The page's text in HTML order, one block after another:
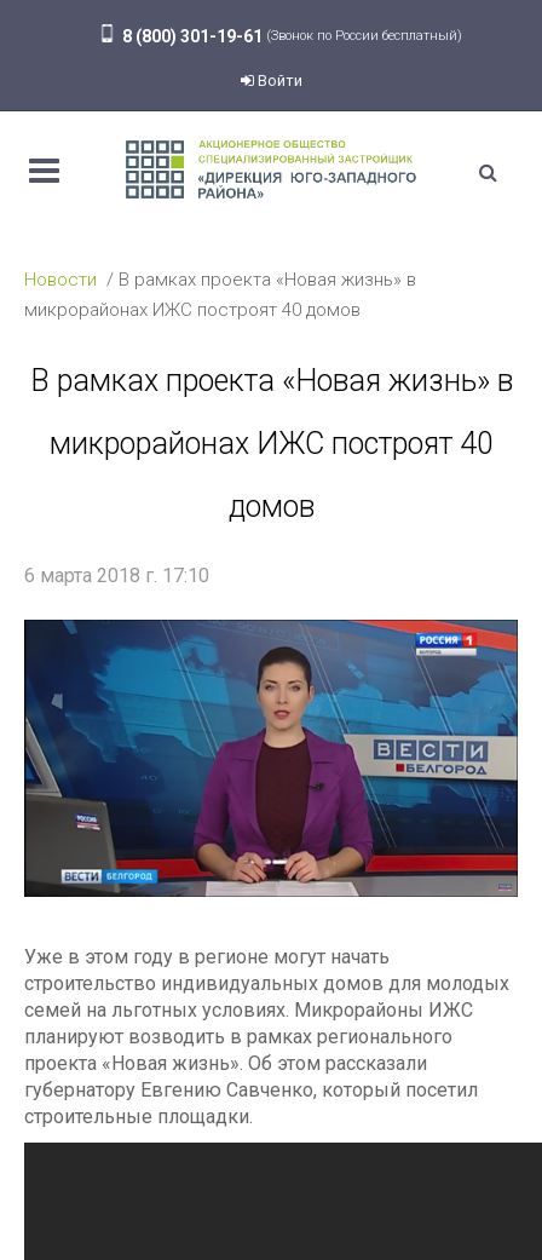
8 (800) 301-19-61 (Звонок по России бесплатный)
Войти
Новости
В рамках проекта «Новая жизнь» в
микрорайонах ИЖС построят 40 домов
В рамках проекта «Новая жизнь» в
микрорайонах ИЖС построят 40
домов
6 марта 2018 г. 17:10
Уже в этом году в регионе могут начать
строительство индивидуальных домов для молодых
семей на льготных условиях. Микрорайоны ИЖС
планируют возводить в рамках регионального
проекта «Новая жизнь». Об этом рассказали
губернатору Евгению Савченко, который посетил
строительные площадки.